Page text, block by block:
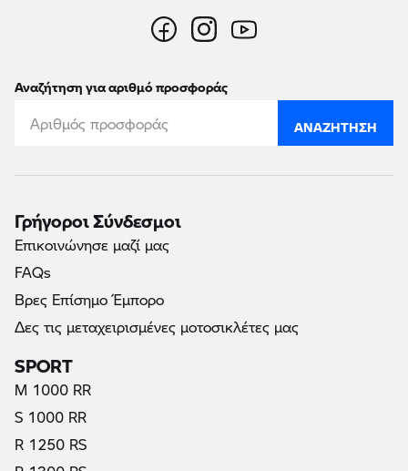
Αναζήτηση για αριθμό προσφοράς
ΑΝΑΖΉΤΗΣΗ
Γρήγοροι Σύνδεσμοι
Επικοινώνησε μαζί μας
FAQs
Βρες Επίσημο Έμπορο
Δες τις μεταχειρισμένες μοτοσικλέτες μας
SPORT
M 1000 RR
S 1000 RR
R 1250 RS